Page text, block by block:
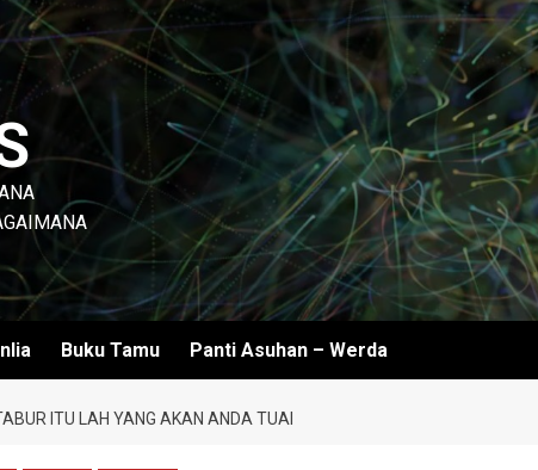
Buku Tamu Panti Asuhan – Werda
ITU LAH YANG AKAN ANDA TUAI